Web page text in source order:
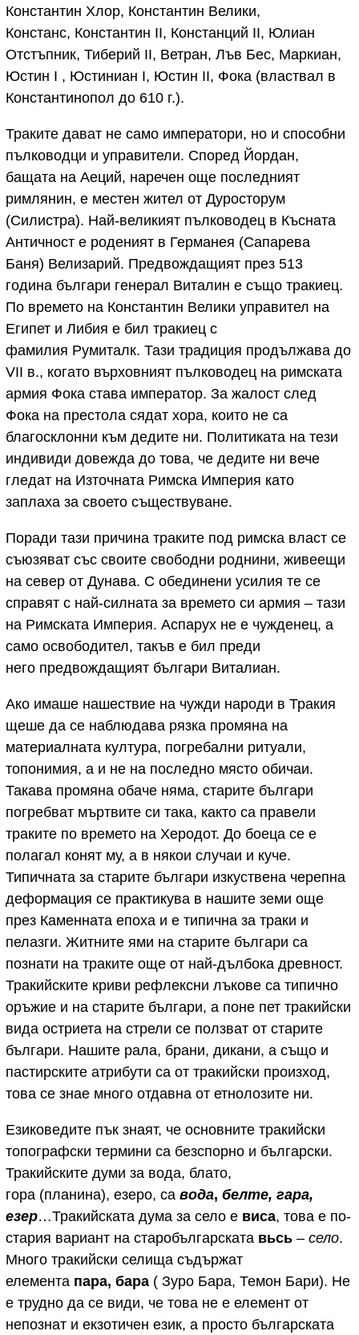
Константин Хлор, Константин Велики,
Констанс, Кoнстантин II, Констанций II, Юлиан
Отстъпник, Тиберий II, Ветран, Лъв Бес, Маркиан,
Юстин I , Юстиниан I, Юстин II, Фока (властвал в
Константинопол до 610 г.).
Траките дават не само императори, но и способни
пълководци и управители. Според Йордан,
бащата на Аеций, наречен още последният
римлянин, е местен жител от Дуросторум
(Силистра). Най-великият пълководец в Късната
Античност е роденият в Германея (Сапарева
Баня) Велизарий. Предвождащият през 513
година българи генерал Виталин е също тракиец.
По времето на Константин Велики управител на
Египет и Либия е бил тракиец с
фамилия Румиталк. Тази традиция продължава до
VII в., когато върховният пълководец на римската
армия Фока става император. За жалост след
Фока на престола сядат хора, които не са
благосклонни към дедите ни. Политиката на тези
индивиди довежда до това, че дедите ни вече
гледат на Източната Римска Империя като
заплаха за своето съществуване.
Поради тази причина траките под римска власт се
съюзяват със своите свободни роднини, живеещи
на север от Дунава. С обединени усилия те се
справят с най-силната за времето си армия – тази
на Римската Империя. Аспарух не е чужденец, а
само освободител, такъв е бил преди
него предвождащият българи Виталиaн.
Ако имаше нашествие на чужди народи в Тракия
щеше да се наблюдава рязка промяна на
материалната култура, погребални ритуали,
топонимия, а и не на последно място обичаи.
Такава промяна обаче няма, старите българи
погребват мъртвите си така, както са правели
траките по времето на Херодот. До боеца се е
полагал конят му, а в някои случаи и куче.
Типичната за старите българи изкуствена черепна
деформация се практикува в нашите земи още
през Каменната епоха и е типична за траки и
пелазги. Житните ями на старите българи са
познати на траките още от най-дълбока древност.
Тракийските криви рефлексни лъкове са типично
оръжие и на старите българи, а поне пет тракийски
вида остриета на стрели се ползват от старите
българи. Нашите рала, брани, дикани, а също и
пастирските атрибути са от тракийски произход,
това се знае много отдавна от етнолозите ни.
Езиковедите пък знаят, че основните тракийски
топографски термини са безспорно и български.
Тракийските думи за вода, блато,
гора (планина), езеро, са вода, белте, гара,
езер…Тракийската дума за село е виса, това е по-
стария вариант на старобългарската вьсь – село.
Много тракийски селища съдържат
елемента пара, бара ( Зуро Бара, Темон Бари). Не
е трудно да се види, че това не е елемент от
непознат и екзотичен език, а просто българската